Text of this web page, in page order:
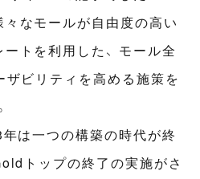
々なモールが自由度の高い
トを利用した、 モール全
ザビリティを高める施策を
は一つの構築の時代が終
トップの終了の実施がさ